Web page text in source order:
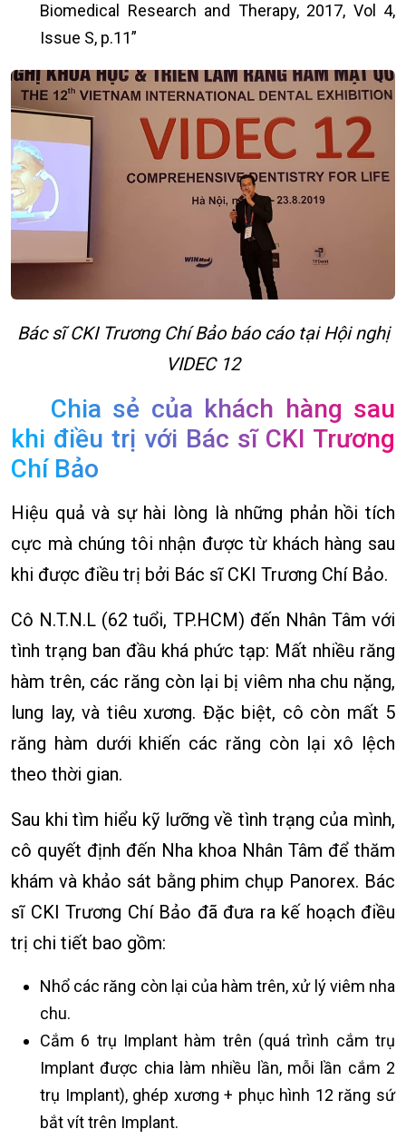
Biomedical Research and Therapy, 2017, Vol 4,
Issue S, p.11”
Bác sĩ CKI Trương Chí Bảo báo cáo tại Hội nghị
VIDEC 12
Chia sẻ của khách hàng sau
khi điều trị với Bác sĩ CKI Trương
Chí Bảo
Hiệu quả và sự hài lòng là những phản hồi tích
cực mà chúng tôi nhận được từ khách hàng sau
khi được điều trị bởi Bác sĩ CKI Trương Chí Bảo.
Cô N.T.N.L (62 tuổi, TP.HCM) đến Nhân Tâm với
tình trạng ban đầu khá phức tạp: Mất nhiều răng
hàm trên, các răng còn lại bị viêm nha chu nặng,
lung lay, và tiêu xương. Đặc biệt, cô còn mất 5
răng hàm dưới khiến các răng còn lại xô lệch
theo thời gian.
Sau khi tìm hiểu kỹ lưỡng về tình trạng của mình,
cô quyết định đến Nha khoa Nhân Tâm để thăm
khám và khảo sát bằng phim chụp Panorex. Bác
sĩ CKI Trương Chí Bảo đã đưa ra kế hoạch điều
trị chi tiết bao gồm:
Nhổ các răng còn lại của hàm trên, xử lý viêm nha
chu.
Cắm 6 trụ Implant hàm trên (quá trình cắm trụ
Implant được chia làm nhiều lần, mỗi lần cắm 2
trụ Implant), ghép xương + phục hình 12 răng sứ
bắt vít trên Implant.